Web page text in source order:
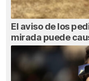
El aviso de los
mirada puede